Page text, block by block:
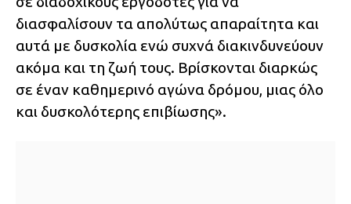
διασφαλίσουν τα απολύτως απαραίτητα και
αυτά με δυσκολία ενώ συχνά διακινδυνεύουν
ακόμα και τη ζωή τους. Βρίσκονται διαρκώς
σε έναν καθημερινό αγώνα δρόμου, μιας όλο
και δυσκολότερης επιβίωσης».